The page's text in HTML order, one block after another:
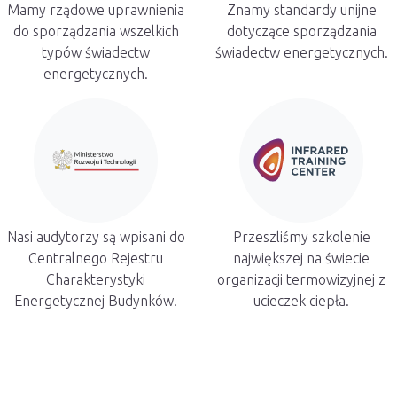
Mamy rządowe uprawnienia
do sporządzania wszelkich
typów świadectw
energetycznych.
Znamy standardy unijne
dotyczące sporządzania
świadectw energetycznych.
Nasi audytorzy są wpisani do
Centralnego Rejestru
Charakterystyki
Energetycznej Budynków.
Przeszliśmy szkolenie
największej na świecie
organizacji termowizyjnej z
ucieczek ciepła.